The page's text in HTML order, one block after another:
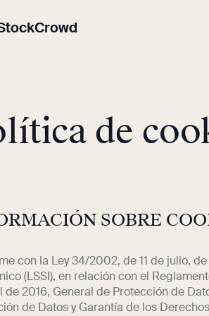
de
SOBRE
con la Ley 34/2002, de 11 de julio,
(LSSI), en relación con el
de 2016, General de Protección de
de Datos y Garantía de los